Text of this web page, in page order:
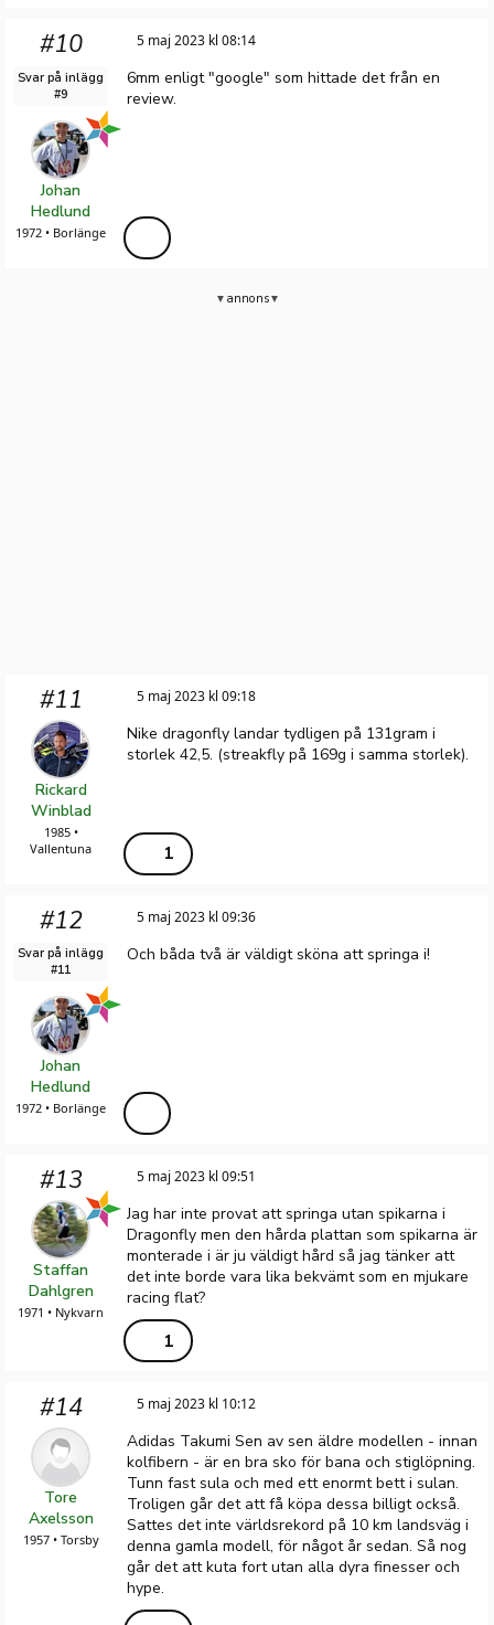
#10
Svar på inlägg
#9
Johan
Hedlund
1972 • Borlänge
5 maj 2023 kl 08:14
6mm enligt "google" som hittade det från en
review.
annons
#11
Rickard
Winblad
1985 •
Vallentuna
5 maj 2023 kl 09:18
Nike dragonfly landar tydligen på 131gram i
storlek 42,5. (streakfly på 169g i samma storlek).
1
#12
Svar på inlägg
#11
Johan
Hedlund
1972 • Borlänge
5 maj 2023 kl 09:36
Och båda två är väldigt sköna att springa i!
#13
Staffan
Dahlgren
1971 • Nykvarn
5 maj 2023 kl 09:51
Jag har inte provat att springa utan spikarna i
Dragonfly men den hårda plattan som spikarna är
monterade i är ju väldigt hård så jag tänker att
det inte borde vara lika bekvämt som en mjukare
racing flat?
1
#14
Tore
Axelsson
1957 • Torsby
5 maj 2023 kl 10:12
Adidas Takumi Sen av sen äldre modellen - innan
kolfibern - är en bra sko för bana och stiglöpning.
Tunn fast sula och med ett enormt bett i sulan.
Troligen går det att få köpa dessa billigt också.
Sattes det inte världsrekord på 10 km landsväg i
denna gamla modell, för något år sedan. Så nog
går det att kuta fort utan alla dyra finesser och
hype.